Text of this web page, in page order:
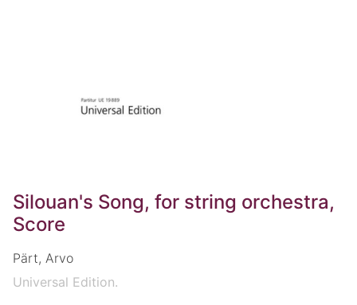
Silouan's Song, for string orchestra,
Score
Pärt, Arvo
Universal Edition.